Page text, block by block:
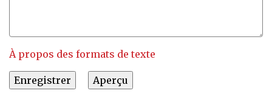
À propos des formats de texte